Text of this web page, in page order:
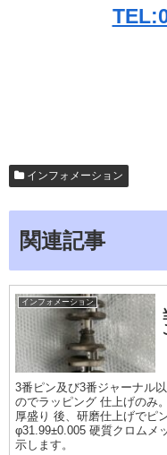
インフォメーション
関連記事
インフォメーション
3番ピン及び3番ジャーナル
のでラッピング 仕上げのみ
厚盛り 後、研磨仕上げでピ
φ31.99±0.005 硬質クロムメ
示します。